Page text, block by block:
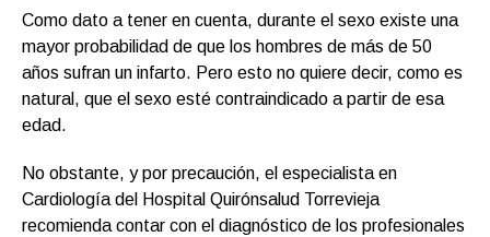
Como dato a tener en cuenta, durante el sexo existe una
mayor probabilidad de que los hombres de más de 50
años sufran un infarto. Pero esto no quiere decir, como es
natural, que el sexo esté contraindicado a partir de esa
edad.
No obstante, y por precaución, el especialista en
Cardiología del Hospital Quirónsalud Torrevieja
recomienda contar con el diagnóstico de los profesionales